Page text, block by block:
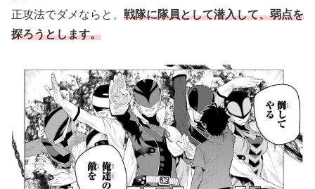
正攻法でダメならと、 戦隊に隊員として潜入して、弱点を
探ろうとします。